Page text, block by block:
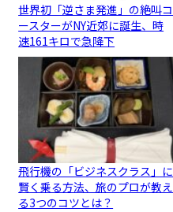
世界初「逆さま発進」の絶叫コ
ースターがNY近郊に誕生、時
速161キロで急降下
飛行機の「ビジネスクラス」に
賢く乗る方法、旅のプロが教え
る3つのコツとは？